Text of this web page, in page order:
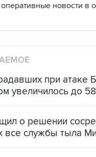
оперативные новости в
при атаке
увеличилось до
о решении
все службы тыла